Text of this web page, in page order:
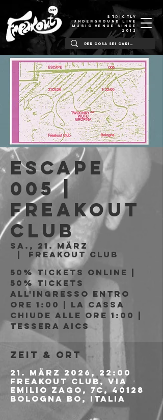
STRICTLY
UNDERGROUND LIVE
MUSIC VENUE SINCE
2012
Escape
005 |
Freakout
Club
Sa., 21. März
Freakout Club
50% tickets online |
50% tickets
all'ingresso entro
ore 1:00 | La cassa
chiude alle ore 1:00 |
Tessera AICS
Zeit & Ort
21. März 2026, 22:00
Freakout Club, Via
Emilio Zago, 7c, 40128
Bologna BO, Italia